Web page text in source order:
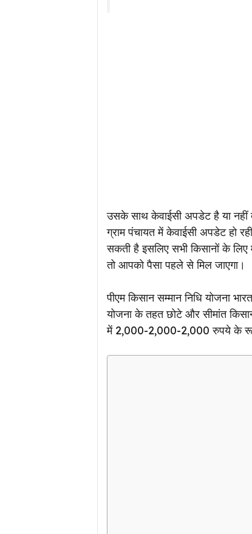
उसके साथ केवाईसी अपडेट है या नहीं
ग्राम पंचायत में केवाईसी अपडेट हो
सकती है इसलिए सभी किसानों के लिए
तो आपको पैसा पहले से मिल जाएगा।
पीएम किसान सम्मान निधि योजना
योजना के तहत छोटे और सीमांत
में 2,000-2,000-2,000 रुपये के